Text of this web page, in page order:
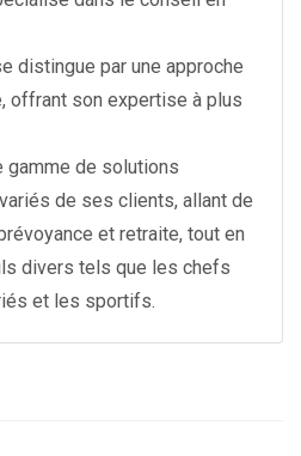
distingue par une approche
offrant son expertise à plus
gamme de solutions
de ses clients, allant de
et retraite, tout en
divers tels que les chefs
et les sportifs.